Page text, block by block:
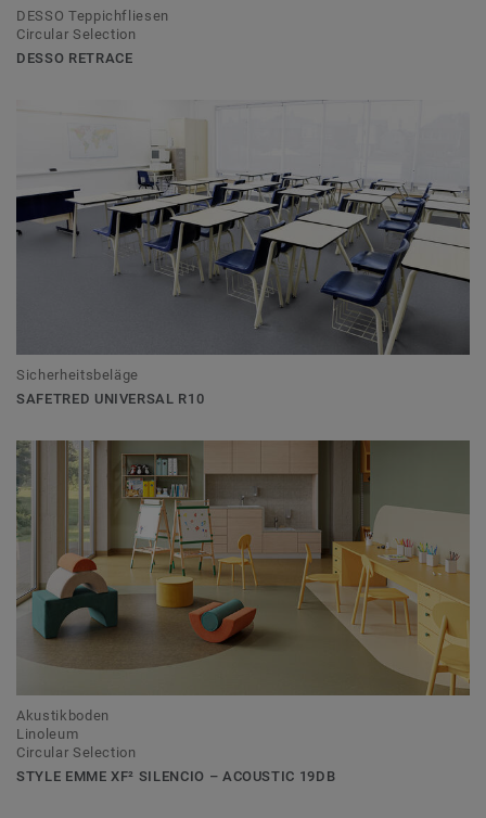
DESSO Teppichfliesen
Circular Selection
DESSO RETRACE
Sicherheitsbeläge
SAFETRED UNIVERSAL R10
Akustikboden
Linoleum
Circular Selection
STYLE EMME XF² SILENCIO – ACOUSTIC 19DB